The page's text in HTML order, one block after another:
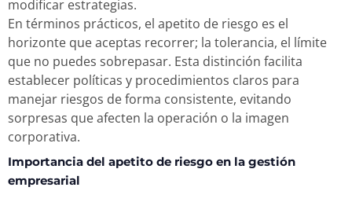
modificar estrategias.
En términos prácticos, el apetito de riesgo es el
horizonte que aceptas recorrer; la tolerancia, el límite
que no puedes sobrepasar. Esta distinción facilita
establecer políticas y procedimientos claros para
manejar riesgos de forma consistente, evitando
sorpresas que afecten la operación o la imagen
corporativa.
Importancia del apetito de riesgo en la gestión
empresarial